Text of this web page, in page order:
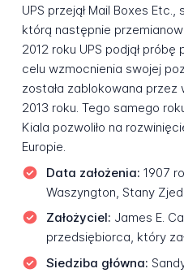
UPS przejął Mail Boxes
którą następnie
2012 roku UPS podjął
celu wzmocnienia swojej
została zablokowana przez
2013 roku. Tego samego
Kiala pozwoliło na
Europie.
Data założenia: 1907
Waszyngton, Stany
Założyciel: James E.
przedsiębiorca, który
Siedziba główna: